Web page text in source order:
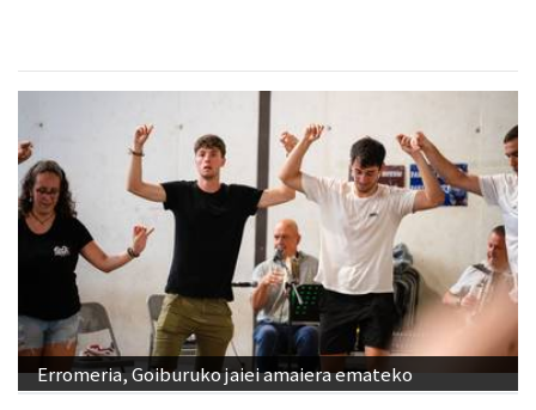
Erromeria, Goiburuko jaiei amaiera emateko